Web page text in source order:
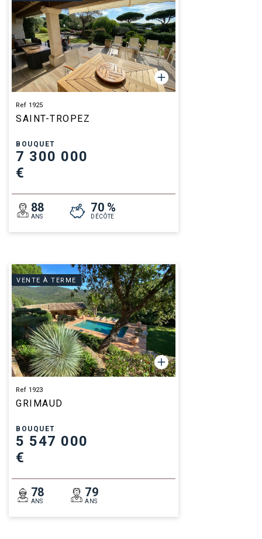
Ref 1925
SAINT-TROPEZ
BOUQUET
7 300 000
€
88
ANS
70 %
DÉCÔTE
VENTE À TERME
Ref 1923
GRIMAUD
BOUQUET
5 547 000
€
78
ANS
79
ANS